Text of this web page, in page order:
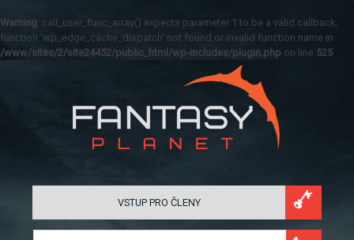
Warning: call_user_func_array() expects parameter 1 to be a valid callback,
function 'wp_edge_cache_dispatch' not found or invalid function name in
/www/sites/2/site24452/public_html/wp-includes/plugin.php on line 525
VSTUP PRO ČLENY